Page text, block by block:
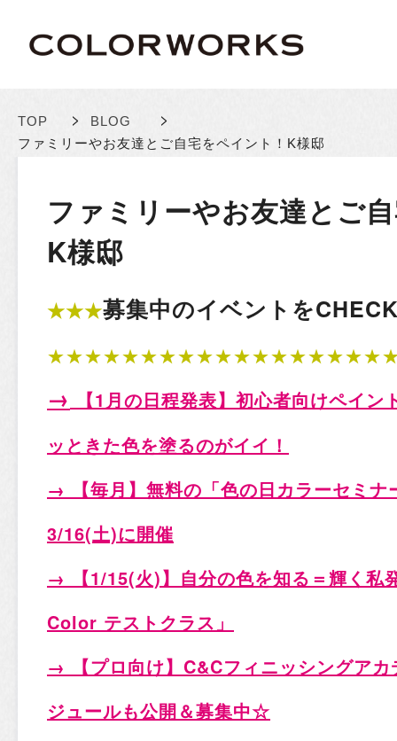
TOP > BLOG >
ファミリーやお友達とご自宅をペイント！K様邸
ファミリーやお友達とご
K様邸
★★★募集中のイベントを
→ 【1 月の日程発表】初心者向けペイ
ッときた色を塗るのがイイ！
→ 【毎月】無料の「色の日カラーセミ
3/16(土)に開催
→ 【1/15(火)】自分の色を知る＝輝く私
Color テストクラス」
→ 【プロ向け】C&Cフィニッシングア
ジュールも公開＆募集中☆